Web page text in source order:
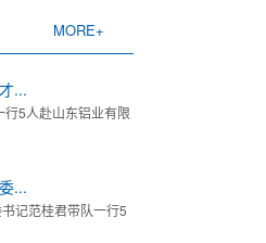
MORE+
...
5人赴山东铝业有限
...
记范桂君带队一行5